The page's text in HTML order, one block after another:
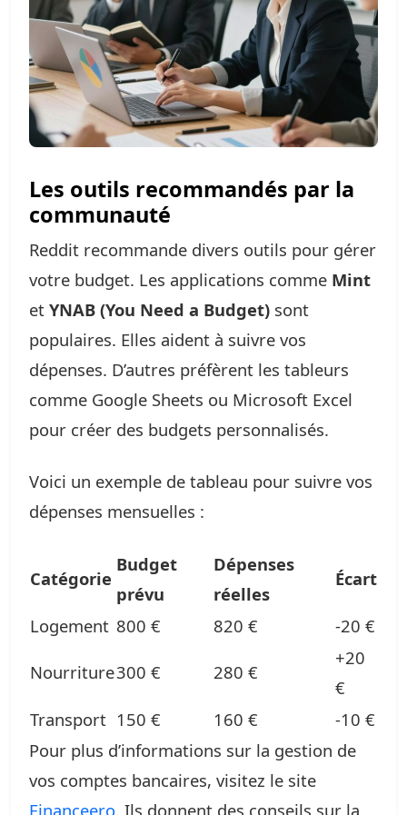
Les outils recommandés par la
communauté
Reddit recommande divers outils pour gérer
votre budget. Les applications comme Mint
et YNAB (You Need a Budget) sont
populaires. Elles aident à suivre vos
dépenses. D’autres préfèrent les tableurs
comme Google Sheets ou Microsoft Excel
pour créer des budgets personnalisés.
Voici un exemple de tableau pour suivre vos
dépenses mensuelles :
Catégorie
Budget
prévu
Dépenses
réelles
Écart
Logement 800 € 820 € -20 €
Nourriture300 € 280 €
+20
€
Transport 150 € 160 €
-10 €
Pour plus d’informations sur la gestion de
vos comptes bancaires, visitez le site
Financeero. Ils donnent des conseils sur la